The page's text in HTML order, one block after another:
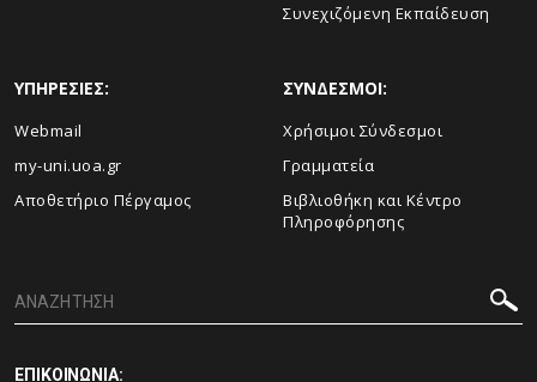
Συνεχιζόμενη Εκπαίδευση
ΥΠΗΡΕΣΙΕΣ:
Webmail
my-uni.uoa.gr
Αποθετήριο Πέργαμος
ΣΥΝΔΕΣΜΟΙ:
Χρήσιμοι Σύνδεσμοι
Γραμματεία
Βιβλιοθήκη και Κέντρο
Πληροφόρησης
ΕΠΙΚΟΙΝΩΝΙΑ: